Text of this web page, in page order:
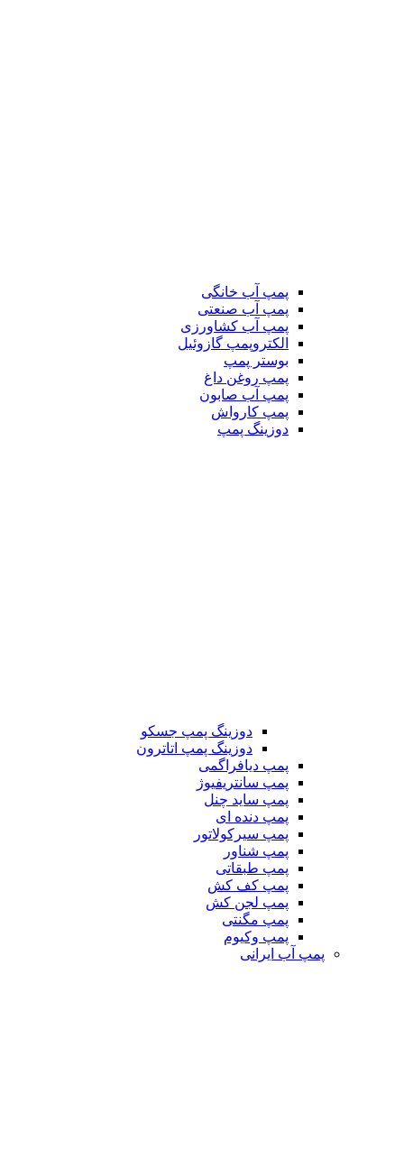
پمپ آب خانگی
پمپ آب صنعتی
پمپ آب کشاورزی
الکتروپمپ گازوئیل
بوستر پمپ
پمپ روغن داغ
پمپ آب صابون
پمپ کارواش
دوزینگ پمپ
دوزینگ پمپ جسکو
دوزینگ پمپ اتاترون
پمپ دیافراگمی
پمپ سانتریفیوژ
پمپ ساید چنل
پمپ دنده ای
پمپ سیرکولاتور
پمپ شناور
پمپ طبقاتی
پمپ کف کش
پمپ لجن کش
پمپ مگنتی
پمپ وکیوم
پمپ آب ایرانی